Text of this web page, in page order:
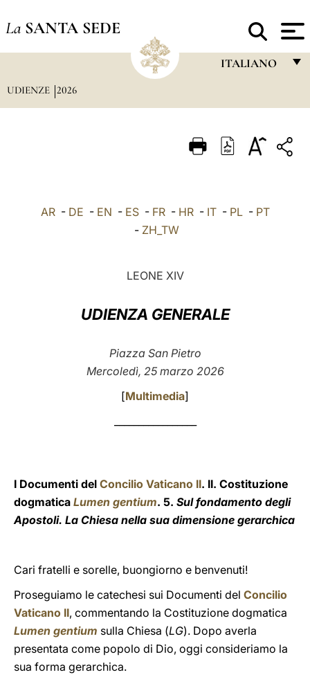
La SANTA SEDE
ITALIANO
ITALIANO
中文
UDIENZE 2026
AR- DE - EN - ES- FR- HR- IT- PL- PT
- ZH_TW
LEONE XIV
UDIENZA GENERALE
Piazza San Pietro
Mercoledì, 25 marzo 2026
[Multimedia]
I Documenti del Concilio Vaticano II. II. Costituzione
dogmatica Lumen gentium. 5. Sul fondamento degli
Apostoli. La Chiesa nella sua dimensione gerarchica
Cari fratelli e sorelle, buongiorno e benvenuti!
Proseguiamo le catechesi sui Documenti del Concilio
Vaticano II, commentando la Costituzione dogmatica
Lumen gentium sulla Chiesa (LG). Dopo averla
presentata come popolo di Dio, oggi consideriamo la
sua forma gerarchica.